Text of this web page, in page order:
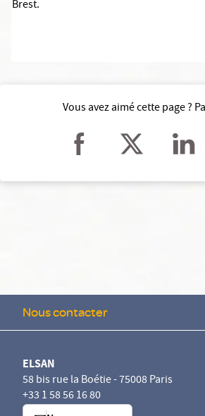
Brest.
Vous avez aimé cette page ?
Nous contacter
ELSAN
58 bis rue la Boétie - 75008 Paris
+33 1 58 56 16 80